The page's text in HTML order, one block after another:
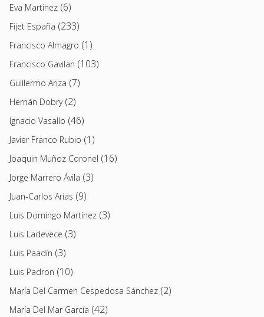
Eva Martinez (6)
Fijet España (233)
Francisco Almagro (1)
Francisco Gavilan (103)
Guillermo Ariza (7)
Hernán Dobry(2)
Ignacio Vasallo (46)
Javier Franco Rubio (1)
Joaquin Muñoz Coronel (16)
Jorge Marrero Ávila (3)
Juan-Carlos Arias (9)
Luis Domingo Martínez (3)
Luis Ladevece (3)
Luis Paadín (3)
Luis Padron (10)
María Del Carmen Cespedosa Sánchez (2)
María Del Mar García (42)